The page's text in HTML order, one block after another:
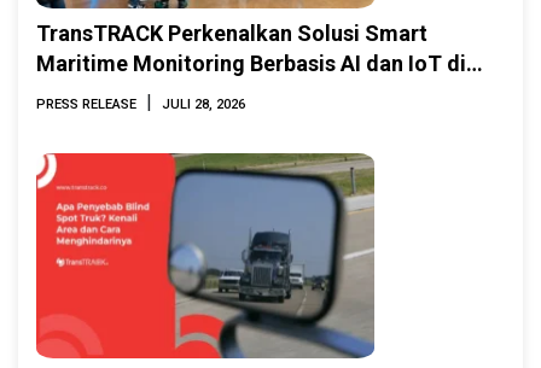
TransTRACK Perkenalkan Solusi Smart
Maritime Monitoring Berbasis AI dan IoT di
INAMARINE 2026
PRESS RELEASE | JULI 28, 2026